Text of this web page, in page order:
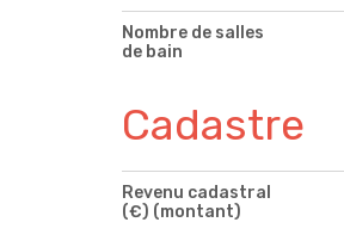
Nombre de salles
de bain
Cadastre
Revenu cadastral
(€) (montant)